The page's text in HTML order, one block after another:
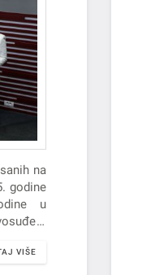
na
godine
u
u
VIŠE